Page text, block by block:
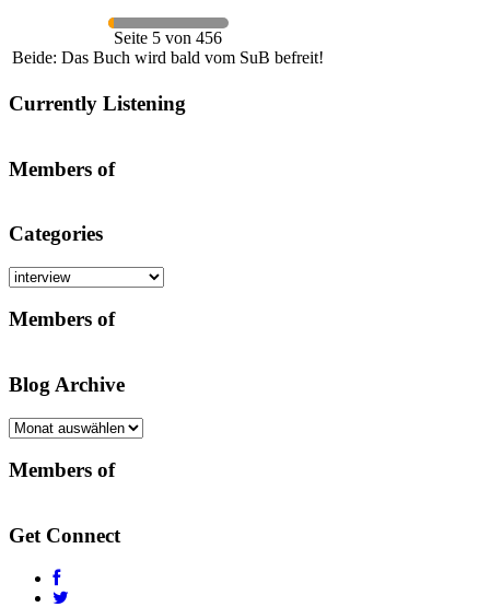
Seite 5 von 456
Beide: Das Buch wird bald vom SuB befreit!
Currently Listening
Members of
Categories
Categories
Members of
Blog Archive
Blog
Members of
Get Connect